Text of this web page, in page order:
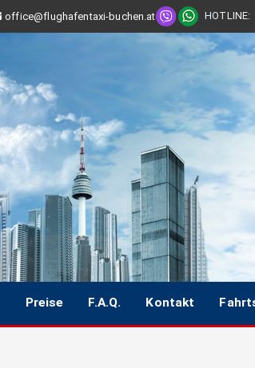
office@flughafentaxi-buchen.at HOTLINE:
Preise F.A.Q. Kontakt